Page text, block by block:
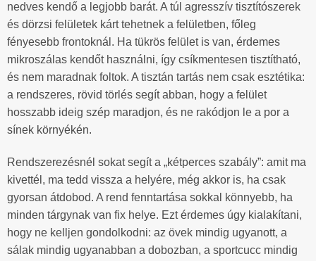
nedves kendő a legjobb barát. A túl agresszív tisztítószerek
és dörzsi felületek kárt tehetnek a felületben, főleg
fényesebb frontoknál. Ha tükrös felület is van, érdemes
mikroszálas kendőt használni, így csíkmentesen tisztítható,
és nem maradnak foltok. A tisztán tartás nem csak esztétika:
a rendszeres, rövid törlés segít abban, hogy a felület
hosszabb ideig szép maradjon, és ne rakódjon le a por a
sínek környékén.
Rendszerezésnél sokat segít a „kétperces szabály”: amit ma
kivettél, ma tedd vissza a helyére, még akkor is, ha csak
gyorsan átdobod. A rend fenntartása sokkal könnyebb, ha
minden tárgynak van fix helye. Ezt érdemes úgy kialakítani,
hogy ne kelljen gondolkodni: az övek mindig ugyanott, a
sálak mindig ugyanabban a dobozban, a sportcucc mindig